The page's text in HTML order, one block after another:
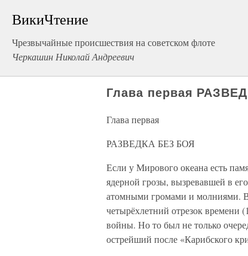
ВикиЧтение
Чрезвычайные происшествия на советском флоте
Черкашин Николай Андреевич
Глава первая
Глава первая
РАЗВЕДКА БЕЗ БОЯ
Если у Мирового океана есть
ядерной грозы, вызревавшей в
атомными громами и молниями.
четырёхлетний отрезок времени
войны. Но то был не только
острейший после «Карибского